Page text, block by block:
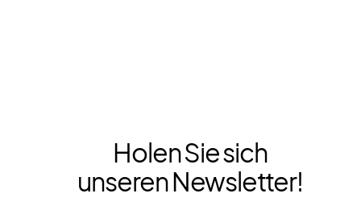
Holen Sie sich
unseren Newsletter!